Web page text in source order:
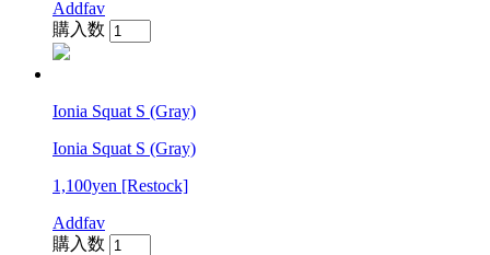
Addfav
購入数
Ionia Squat S (Gray)
Ionia Squat S (Gray)
1,100yen [Restock]
Addfav
購入数